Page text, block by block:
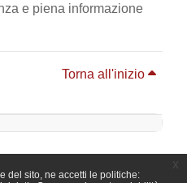
del sito, ne accetti le politiche:
e piena informazione
Torna all'inizio